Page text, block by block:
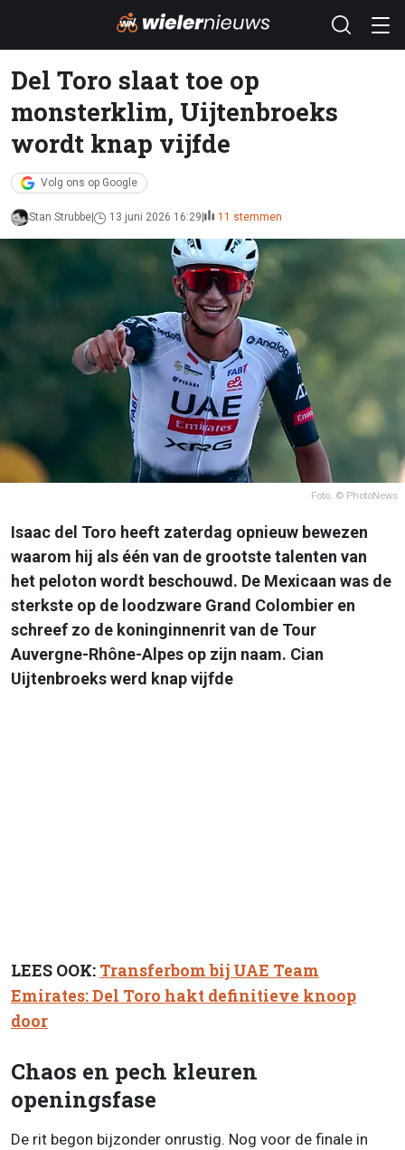
Del Toro slaat toe op
monsterklim, Uijtenbroeks
wordt knap vijfde
Volg ons op Google
Stan Strubbe 13 juni 2026 16:29 11 stemmen
Foto: © PhotoNews
Isaac del Toro heeft zaterdag opnieuw bewezen
waarom hij als één van de grootste talenten van
het peloton wordt beschouwd. De Mexicaan was de
sterkste op de loodzware Grand Colombier en
schreef zo de koninginnenrit van de Tour
Auvergne-Rhône-Alpes op zijn naam. Cian
Uijtenbroeks werd knap vijfde
LEES OOK: Transferbom bij UAE Team
Emirates: Del Toro hakt definitieve knoop
door
Chaos en pech kleuren
openingsfase
De rit begon bijzonder onrustig. Nog voor de finale in